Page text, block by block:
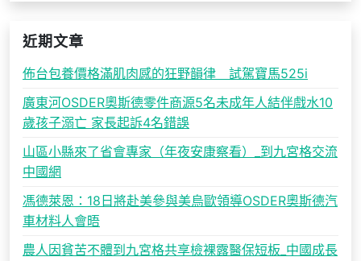
近期文章
佈台包養價格滿肌肉感的狂野韻律 試駕寶馬525i
廣東河OSDER奧斯德零件商源5名未成年人結伴戲水10
歲孩子溺亡 家長起訴4名錯誤
山區小縣來了省會專家（年夜安康察看）_到九宮格交流
中國網
馮德萊恩：18日將赴美參與美烏歐領導OSDER奧斯德汽
車材料人會晤
農人因貧苦不體到九宮格共享檢裸露醫保短板_中國成長